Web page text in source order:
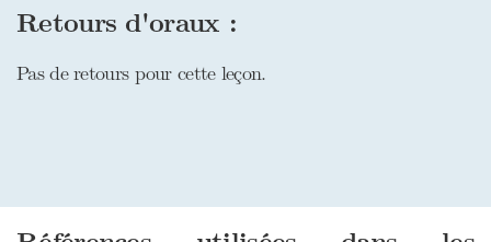
Retours d'oraux :
Pas de retours pour cette leçon.